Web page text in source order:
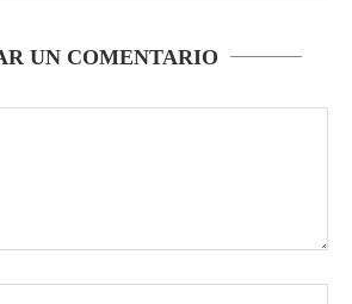
UN COMENTARIO